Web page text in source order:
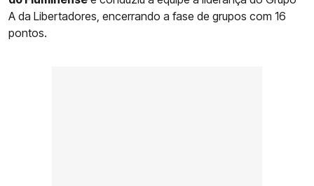
A da Libertadores, encerrando a fase de grupos com 16
pontos.